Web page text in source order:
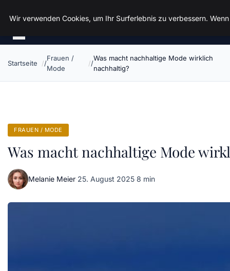
Spiele Wirtschaft
Startseite
Frauen /
Mode
Was macht nachhaltige Mode wirklich
nachhaltig?
FRAUEN / MODE
Was macht nachhaltige Mode
Melanie Meier·25. August 2025·8 min
Wir verwenden Cookies, um Ihr Surferlebnis zu verbessern.